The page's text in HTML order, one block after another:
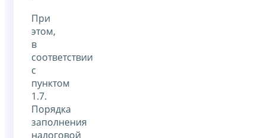
При
этом,
в
соответствии
с
пунктом
1.7.
Порядка
заполнения
налоговой